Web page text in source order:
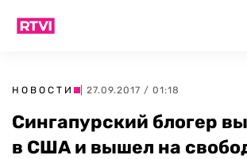
НОВОСТИ | 27.09.2017 / 01:18
Сингапурский блогер
в США и вышел на